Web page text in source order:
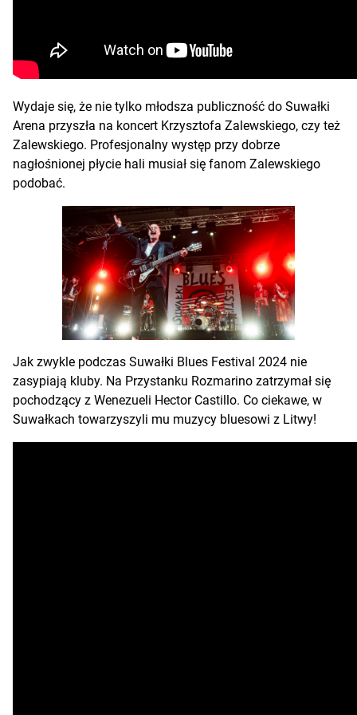
Wydaje się, że nie tylko młodsza publiczność do Suwałki
Arena przyszła na koncert Krzysztofa Zalewskiego, czy też
Zalewskiego. Profesjonalny występ przy dobrze
nagłośnionej płycie hali musiał się fanom Zalewskiego
podobać.
Jak zwykle podczas Suwałki Blues Festival 2024 nie
zasypiają kluby. Na Przystanku Rozmarino zatrzymał się
pochodzący z Wenezueli Hector Castillo. Co ciekawe, w
Suwałkach towarzyszyli mu muzycy bluesowi z Litwy!